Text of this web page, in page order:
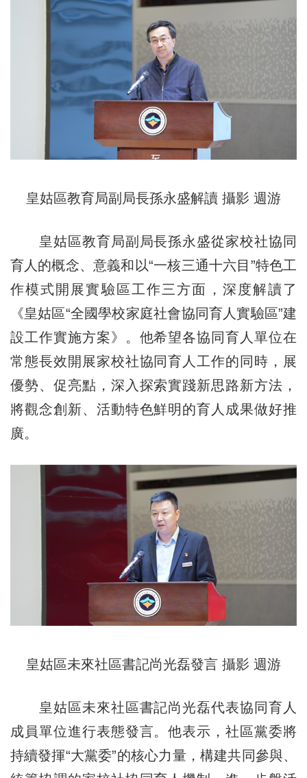
皇姑區教育局副局長孫永盛解讀 攝影 週游
皇姑區教育局副局長孫永盛從家校社協同
育人的概念、意義和以“一核三通十六目”特色工
作模式開展實驗區工作三方面，深度解讀了
《皇姑區“全國學校家庭社會協同育人實驗區”建
設工作實施方案》。他希望各協同育人單位在
常態長效開展家校社協同育人工作的同時，展
優勢、促亮點，深入探索實踐新思路新方法，
將觀念創新、活動特色鮮明的育人成果做好推
廣。
皇姑區未來社區書記尚光磊發言 攝影 週游
皇姑區未來社區書記尚光磊代表協同育人
成員單位進行表態發言。他表示，社區黨委將
持續發揮“大黨委”的核心力量，構建共同參與、